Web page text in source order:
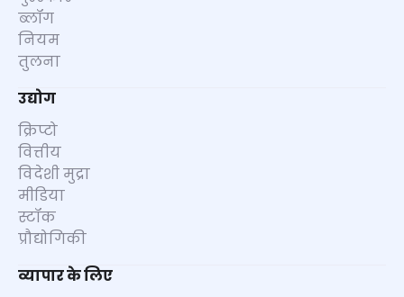
ब्लॉग
नियम
तुलना
उद्योग
क्रिप्टो
वित्तीय
विदेशी मुद्रा
मीडिया
स्टॉक
प्रौद्योगिकी
व्यापार के लिए